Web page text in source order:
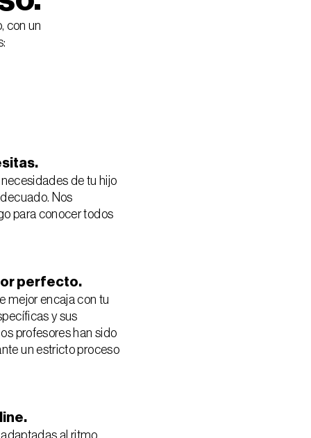
con un
de tu hijo
Nos
para conocer todos
perfecto.
mejor encaja con tu
y sus
profesores han sido
un estricto proceso
al ritmo,